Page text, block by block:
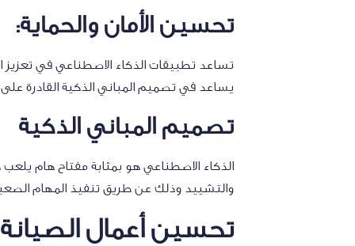
تحسين الأمان والحماية:
تساعد تطبيقات الذكاء الاصطناعي في تعزيز
يساعد في تصميم المباني الذكية القادرة
تصميم المباني الذكية
الذكاء الاصطناعي هو بمثابة مفتاح هام
والتشييد وذلك عن طريق تنفيذ المهام
تحسين أعمال الصيانة